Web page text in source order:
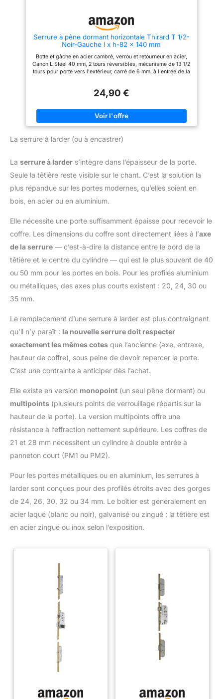
Serrure à pêne dormant horizontale Thirard T 1/2-
Noir-Gauche l x h-82 x 140 mm
Botte et gâche en acier cambré, verrou et retourneur en acier,
Canon L Steel 40 mm, 2 tours réversibles, mécanisme de 13 1/2
tours pour porte vers l'extérieur, carré de 6 mm, à l'entrée de la
24,90 €
La serrure à larder (ou à encastrer)
La serrure à larder s’intègre dans l’épaisseur de la porte.
Seule la têtière reste visible sur le chant. C’est la solution la
plus répandue sur les portes modernes, qu’elles soient en
bois, en acier ou en aluminium.
Elle nécessite une porte suffisamment épaisse pour recevoir le
coffre. Les dimensions du coffre sont directement liées à l’axe
de la serrure — c’est-à-dire la distance entre le bord de la
têtière et le centre du cylindre — qui est le plus souvent de 40
ou 50 mm pour les portes en bois. Pour les profilés aluminium
ou métalliques, des axes plus courts existent : 20, 24, 30 ou
35 mm.
Le remplacement d’une serrure à larder est plus contraignant
qu’il n’y paraît : la nouvelle serrure doit respecter
exactement les mêmes cotes que l’ancienne (axe, entraxe,
hauteur de coffre), sous peine de devoir repercer la porte.
C’est une contrainte à anticiper dès l’achat.
Elle existe en version monopoint (un seul pêne dormant) ou
multipoints (plusieurs points de verrouillage répartis sur la
hauteur de la porte). La version multipoints offre une
résistance à l’effraction nettement supérieure. Les coffres de
21 et 28 mm nécessitent un cylindre à double entrée à
panneton court (PM1 ou PM2).
Pour les portes métalliques ou en aluminium, les serrures à
larder sont conçues pour des profilés étroits avec des gorges
de 24, 26, 30, 32 ou 34 mm. Le boîtier est généralement en
acier laqué (blanc ou noir), galvanisé ou zingué ; la têtière est
en acier zingué ou inox selon l’exposition.